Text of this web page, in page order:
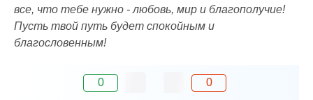
все, что тебе нужно - любовь, мир и благополучие!
Пусть твой путь будет спокойным и
благословенным!
0 0